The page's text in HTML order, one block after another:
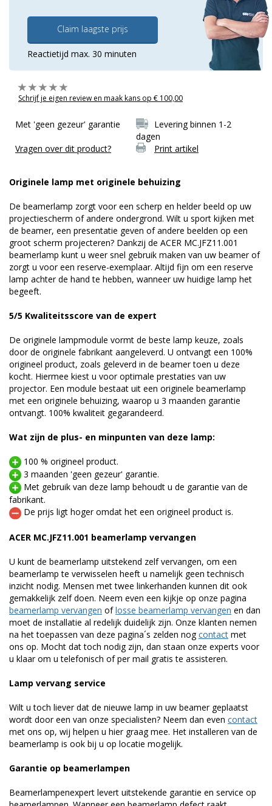
Claim laagste prijs
Reactietijd max. 30 minuten
Schrijf je eigen review en maak kans op € 100,00
Met 'geen gezeur' garantie
Levering binnen 1-2
dagen
Vragen over dit product?
Print artikel
Originele lamp met originele behuizing
De beamerlamp zorgt voor een scherp en helder beeld op uw
projectiescherm of andere ondergrond. Wilt u sport kijken met
de beamer, een presentatie geven of andere beelden op een
groot scherm projecteren? Dankzij de ACER MC.JFZ11.001
beamerlamp kunt u weer snel gebruik maken van uw beamer of
zorgt u voor een reserve-exemplaar. Altijd fijn om een reserve
lamp achter de hand te hebben, wanneer uw huidige lamp het
begeeft.
5/5 Kwaliteitsscore van de expert
De originele lampmodule vormt de beste lamp keuze, zoals
door de originele fabrikant aangeleverd. U ontvangt een 100%
origineel product, zoals geleverd in de beamer toen u deze
kocht. Hiermee kiest u voor optimale prestaties van uw
projector. Een module bestaat uit een originele beamerlamp
met een originele behuizing, waarop u 3 maanden garantie
ontvangt. 100% kwaliteit gegarandeerd.
Wat zijn de plus- en minpunten van deze lamp:
100 % origineel product.
3 maanden 'geen gezeur' garantie.
Met gebruik van deze lamp behoudt u de garantie van de
fabrikant.
De prijs ligt hoger omdat het een origineel product is.
ACER MC.JFZ11.001 beamerlamp vervangen
U kunt de beamerlamp uitstekend zelf vervangen, om een
beamerlamp te verwisselen heeft u namelijk geen technisch
inzicht nodig. Mensen met twee linkerhanden kunnen dit ook
gemakkelijk zelf doen. Neem even een kijkje op onze pagina
beamerlamp vervangen oflosse beamerlamp vervangen en dan
moet de installatie al redelijk duidelijk zijn. Onze klanten nemen
na het toepassen van deze pagina´s zelden nogcontact met
ons op. Mocht dat toch nodig zijn, dan staan onze experts voor
u klaar om u telefonisch of per mail gratis te assisteren.
Lamp vervang service
Wilt u toch liever dat de nieuwe lamp in uw beamer geplaatst
wordt door een van onze specialisten? Neem dan even contact
met ons op, wij helpen u hier graag mee. Het installeren van de
beamerlamp is ook bij u op locatie mogelijk.
Garantie op beamerlampen
Beamerlampenexpert levert uitstekende garantie en service op